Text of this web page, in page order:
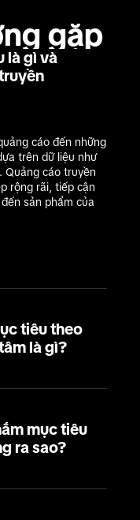
gặp
là gì và
cáo đến những
trên dữ liệu như
Quảng cáo truyền
rộng rãi, tiếp cận
sản phẩm của
tiêu theo
là gì?
mục tiêu
ra sao?